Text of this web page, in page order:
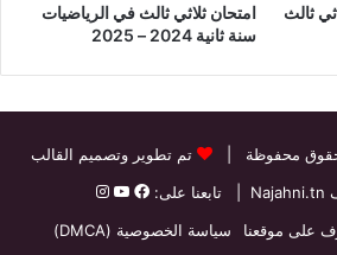
ثالث
امتحان ثلاثي ثالث في الرياضيات
سنة ثانية 2024 – 2025
محفوظة |
تم تطوير وتصميم القالب
Najahni.tn | تابعنا على:
على موقعنا سياسة الخصوصية (DMCA)